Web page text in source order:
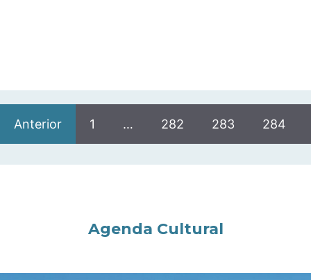
Anterior 1 … 282 283 284
Agenda Cultural